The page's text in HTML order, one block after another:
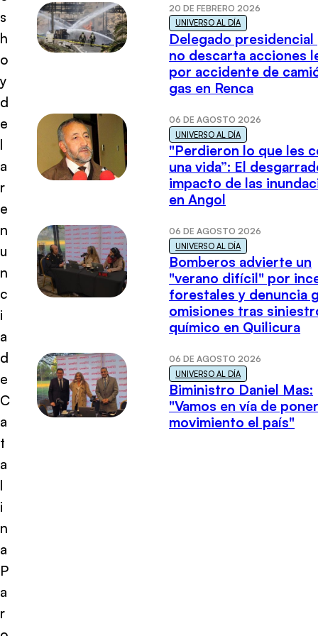
s
h
o
y
d
e
l
a
r
e
n
u
n
c
i
a
d
e
C
a
t
a
l
i
n
a
P
a
r
20 DE FEBRERO 2026
UNIVERSO AL DÍA
Delegado presidencial
no descarta acciones
por accidente de
gas en Renca
06 DE AGOSTO 2026
UNIVERSO AL DÍA
"Perdieron lo que les
una vida”: El
impacto de las
en Angol
06 DE AGOSTO 2026
UNIVERSO AL DÍA
Bomberos advierte un
"verano difícil" por
forestales y denuncia
omisiones tras
químico en Quilicura
06 DE AGOSTO 2026
UNIVERSO AL DÍA
Biministro Daniel Mas:
"Vamos en vía de
movimiento el país"